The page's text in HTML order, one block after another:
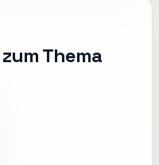
Thema